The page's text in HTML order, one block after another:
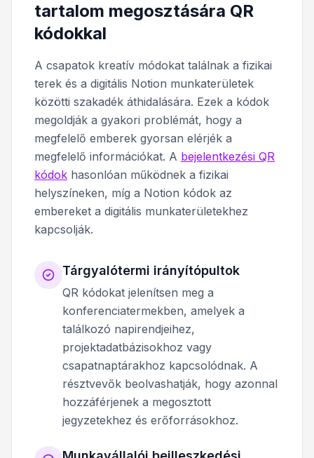
tartalom megosztására QR
kódokkal
A csapatok kreatív módokat találnak a fizikai
terek és a digitális Notion munkaterületek
közötti szakadék áthidalására. Ezek a kódok
megoldják a gyakori problémát, hogy a
megfelelő emberek gyorsan elérjék a
megfelelő információkat. A bejelentkezési QR
kódok hasonlóan működnek a fizikai
helyszíneken, míg a Notion kódok az
embereket a digitális munkaterületekhez
kapcsolják.
Tárgyalótermi irányítópultok
QR kódokat jelenítsen meg a
konferenciatermekben, amelyek a
találkozó napirendjeihez,
projektadatbázisokhoz vagy
csapatnaptárakhoz kapcsolódnak. A
résztvevők beolvashatják, hogy azonnal
hozzáférjenek a megosztott
jegyzetekhez és erőforrásokhoz.